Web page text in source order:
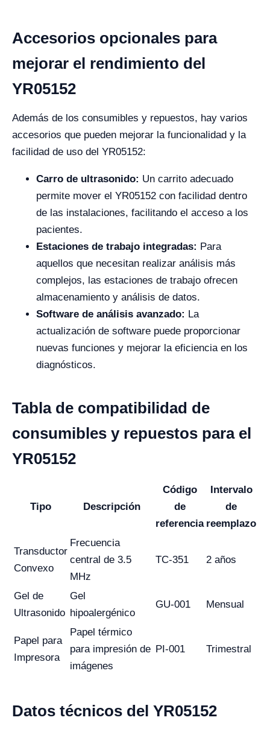
Accesorios opcionales para
mejorar el rendimiento del
YR05152
Además de los consumibles y repuestos, hay varios
accesorios que pueden mejorar la funcionalidad y la
facilidad de uso del YR05152:
Carro de ultrasonido: Un carrito adecuado
permite mover el YR05152 con facilidad dentro
de las instalaciones, facilitando el acceso a los
pacientes.
Estaciones de trabajo integradas: Para
aquellos que necesitan realizar análisis más
complejos, las estaciones de trabajo ofrecen
almacenamiento y análisis de datos.
Software de análisis avanzado: La
actualización de software puede proporcionar
nuevas funciones y mejorar la eficiencia en los
diagnósticos.
Tabla de compatibilidad de
consumibles y repuestos para el
YR05152
Tipo Descripción
Código
de
referencia
Intervalo
de
reemplazo
Transductor
Convexo
Frecuencia
central de 3.5
MHz
TC-351 2 años
Gel de
Ultrasonido
Gel
hipoalergénico
GU-001 Mensual
Papel para
Impresora
Papel térmico
para impresión de
imágenes
PI-001 Trimestral
Datos técnicos del YR05152